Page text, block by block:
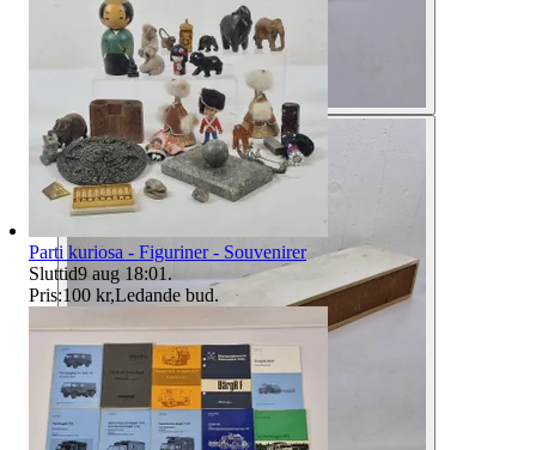
Parti kuriosa - Figuriner - Souvenirer
Sluttid9 aug 18:01 .
Pris:100 kr,Ledande bud.